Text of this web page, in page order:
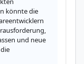
könnte die
und neue